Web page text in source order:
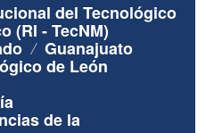
del Tecnológico
(RI - TecNM)
Guanajuato
de León
de la